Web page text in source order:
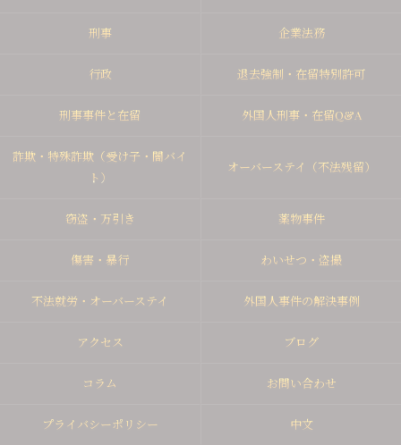
刑事 企業法務
行政 退去強制・在留特別許可
刑事事件と在留 外国人刑事・在留Q&A
詐欺・特殊詐欺（受け子・闇バイ
ト）
オーバーステイ（不法残留）
窃盗・万引き 薬物事件
傷害・暴行 わいせつ・盗撮
不法就労・オーバーステイ 外国人事件の解決事例
アクセス ブログ
コラム お問い合わせ
プライバシーポリシー 中文